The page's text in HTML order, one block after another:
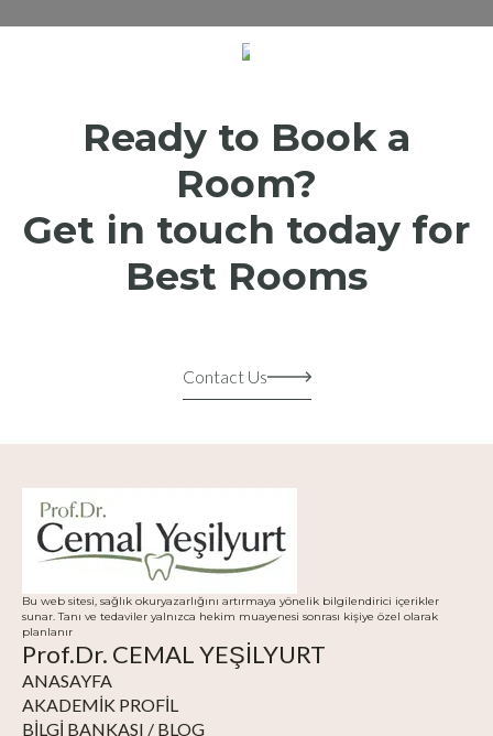
Ready to Book a
Room?
Get in touch today for
Best Rooms
Contact Us
Bu web sitesi, sağlık okuryazarlığını artırmaya yönelik bilgilendirici içerikler
sunar. Tanı ve tedaviler yalnızca hekim muayenesi sonrası kişiye özel olarak
planlanır
Prof.Dr. CEMAL YEŞİLYURT
ANASAYFA
AKADEMIK PROFIL
BILGI BANKASI / BLOG